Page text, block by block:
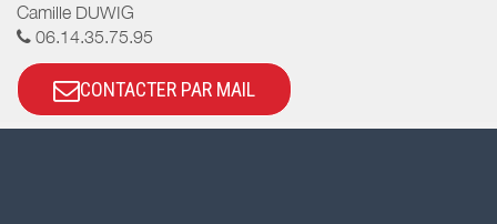
Camille DUWIG
06.14.35.75.95
CONTACTER PAR MAIL